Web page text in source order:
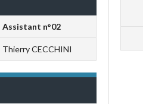
Assistant n°02
Thierry CECCHINI